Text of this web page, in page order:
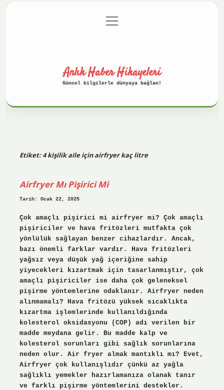
Gizlilik Politikası
menüyü
aç
Anlık Haber Hikayeleri
Güncel bilgilerle dünyaya bağlan!
Etiket:4 kişilik aile için airfryer kaç litre
Airfryer Mı Pişirici Mi
Tarih: Ocak 22, 2025
Çok amaçlı pişirici mi airfryer mi? Çok amaçlı
pişiriciler ve hava fritözleri mutfakta çok
yönlülük sağlayan benzer cihazlardır. Ancak,
bazı önemli farklar vardır. Hava fritözleri
yağsız veya düşük yağ içeriğine sahip
yiyecekleri kızartmak için tasarlanmıştır, çok
amaçlı pişiriciler ise daha çok geleneksel
pişirme yöntemlerine odaklanır. Airfryer neden
alınmamalı? Hava fritözü yüksek sıcaklıkta
kızartma işlemlerinde kullanıldığında
kolesterol oksidasyonu (COP) adı verilen bir
madde meydana gelir. Bu madde kalp ve
kolesterol sorunları gibi sağlık sorunlarına
neden olur. Air fryer almak mantıklı mı? Evet,
Airfryer çok kullanışlıdır çünkü az yağla
sağlıklı yemekler hazırlamanıza olanak tanır
ve farklı pişirme yöntemlerini destekler.